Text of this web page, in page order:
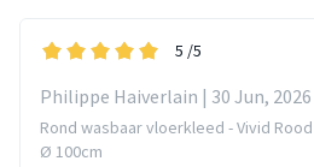
5 /5
Philippe Haiverlain | 30 Jun, 2026
Rond wasbaar vloerkleed - Vivid Rood
Ø 100cm